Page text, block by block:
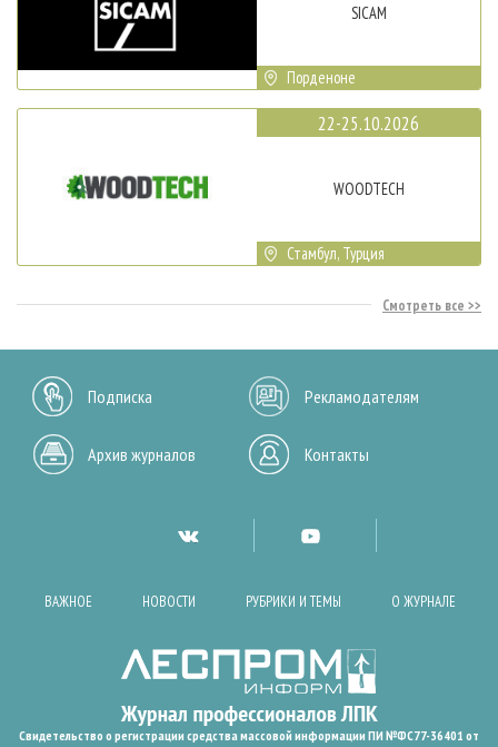
SICAM
Порденоне
22-25.10.2026
WOODTECH
Стамбул, Турция
Смотреть все
Подписка Рекламодателям
Архив журналов Контакты
ВАЖНОЕ НОВОСТИ РУБРИКИ И ТЕМЫ О ЖУРНАЛЕ
Свидетельство о регистрации средства массовой информации ПИ №ФС77-36401 от